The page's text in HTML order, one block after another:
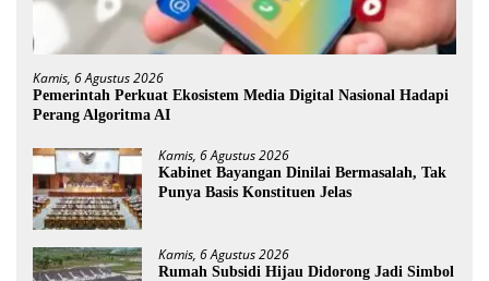
Kamis, 6 Agustus 2026
Pemerintah Perkuat Ekosistem Media Digital Nasional Hadapi
Perang Algoritma AI
Kamis, 6 Agustus 2026
Kabinet Bayangan Dinilai Bermasalah, Tak
Punya Basis Konstituen Jelas
Kamis, 6 Agustus 2026
Rumah Subsidi Hijau Didorong Jadi Simbol